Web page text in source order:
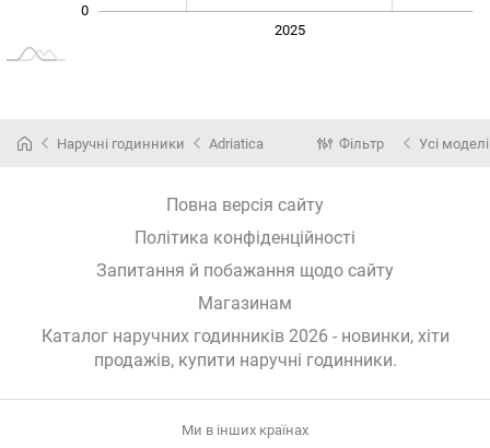
0
2025
Наручні годинники Adriatica Фільтр Усі моделі
Повна версія сайту
Політика конфіденційності
Запитання й побажання щодо сайту
Магазинам
Каталог наручних годинників 2026 - новинки, хіти
продажів, купити наручні годинники.
Ми в інших країнах